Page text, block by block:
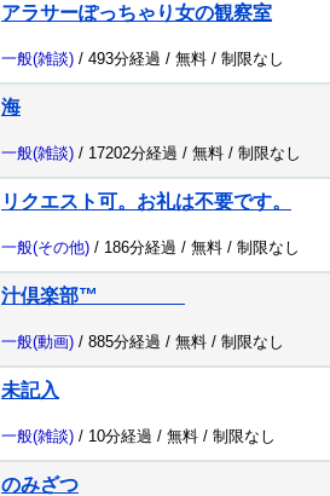
アラサーぽっちゃり女の観察室
一般(雑談) / 493分経過 / 無料 / 制限なし
海
一般(雑談) / 17202分経過 / 無料 / 制限なし
リクエスト可。お礼は不要です。
一般(その他) / 186分経過 / 無料 / 制限なし
汁倶楽部™
一般(動画) / 885分経過 / 無料 / 制限なし
未記入
一般(雑談) / 10分経過 / 無料 / 制限なし
のみざつ